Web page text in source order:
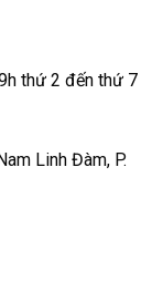
thứ 2 đến thứ 7
Linh Đàm, P.